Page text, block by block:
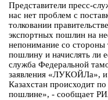
Представители пресс-
нас нет проблем с
толковании
экспортных пошлин на
непонимание со стороны
пошлину и начислять ли
служба Федеральной
заявления «ЛУКОЙЛа», и
Казахстан происходит
пошлине», - сообщает